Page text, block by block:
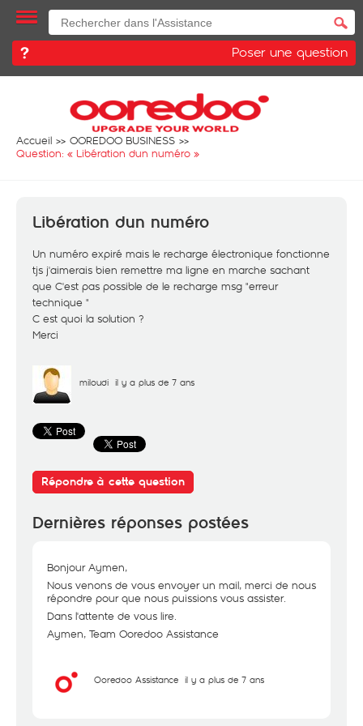
Poser une question
Accueil
OOREDOO BUSINESS
Question: « Libération dun numéro »
Libération dun numéro
Un numéro expiré mais le recharge électronique fonctionne
tjs j'aimerais bien remettre ma ligne en marche sachant
que C'est pas possible de le recharge msg "erreur
technique "
C est quoi la solution ?
Merci
miloudi il y a plus de 7 ans
Répondre à cette question
Dernières réponses postées
Bonjour Aymen,
Nous venons de vous envoyer un mail, merci de nous
répondre pour que nous puissions vous assister.
Dans l'attente de vous lire.
Aymen, Team Ooredoo Assistance
Ooredoo Assistance il y a plus de 7 ans